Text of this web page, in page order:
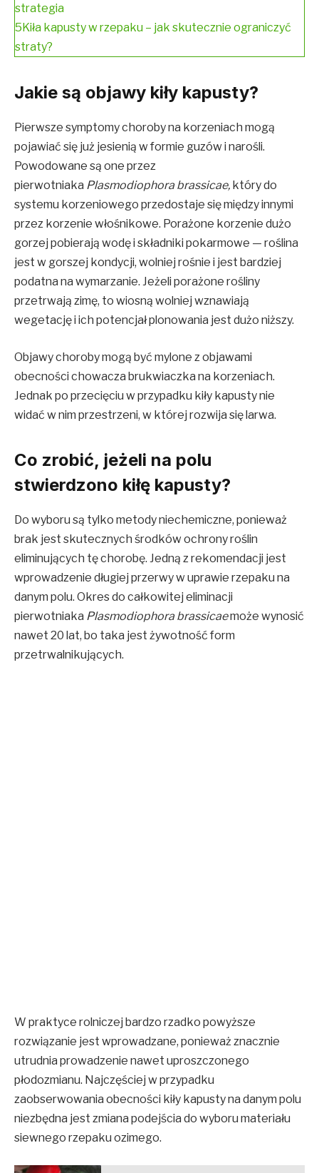
strategia
5​Kiła kapusty w rzepaku – jak skutecznie ograniczyć
straty?
​Jakie są objawy kiły kapusty?
Pierwsze symptomy choroby na korzeniach mogą
pojawiać się już jesienią w formie guzów i narośli.
Powodowane są one przez
pierwotniaka Plasmodiophora brassicae, który do
systemu korzeniowego przedostaje się między innymi
przez korzenie włośnikowe. Porażone korzenie dużo
gorzej pobierają wodę i składniki pokarmowe — roślina
jest w gorszej kondycji, wolniej rośnie i jest bardziej
podatna na wymarzanie. Jeżeli porażone rośliny
przetrwają zimę, to wiosną wolniej wznawiają
wegetację i ich potencjał plonowania jest dużo niższy.
Objawy choroby mogą być mylone z objawami
obecności chowacza brukwiaczka na korzeniach.
Jednak po przecięciu w przypadku kiły kapusty nie
widać w nim przestrzeni, w której rozwija się larwa.
​Co zrobić, jeżeli na polu
stwierdzono kiłę kapusty?
Do wyboru są tylko metody niechemiczne, ponieważ
brak jest skutecznych środków ochrony roślin
eliminujących tę chorobę. Jedną z rekomendacji jest
wprowadzenie długiej przerwy w uprawie rzepaku na
danym polu. Okres do całkowitej eliminacji
pierwotniaka Plasmodiophora brassicaemoże wynosić
nawet 20 lat, bo taka jest żywotność form
przetrwalnikujących.
W praktyce rolniczej bardzo rzadko powyższe
rozwiązanie jest wprowadzane, ponieważ znacznie
utrudnia prowadzenie nawet uproszczonego
płodozmianu. Najczęściej w przypadku
zaobserwowania obecności kiły kapusty na danym polu
niezbędna jest zmiana podejścia do wyboru materiału
siewnego rzepaku ozimego.